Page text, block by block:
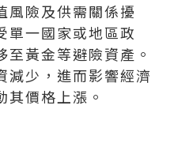
風險及供需關係擾
單一國家或地區政
黃金等避險資產。
減少，進而影響經濟
價格上漲。